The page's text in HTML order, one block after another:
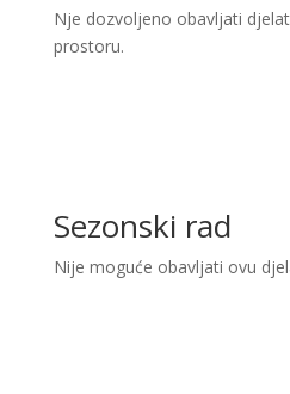
Nje dozvoljeno obavljati
prostoru.
Sezonski rad
Nije moguće obavljati ovu